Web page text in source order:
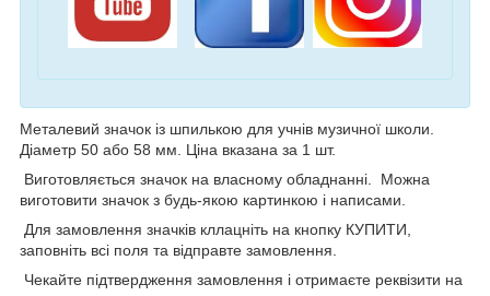
Металевий значок із шпилькою для учнів музичної школи.
Діаметр 50 або 58 мм. Ціна вказана за 1 шт.
Виготовляється значок на власному обладнанні. Можна
виготовити значок з будь-якою картинкою і написами.
Для замовлення значків кллацніть на кнопку КУПИТИ,
заповніть всі поля та відправте замовлення.
Чекайте підтвердження замовлення і отримаєте реквізити на